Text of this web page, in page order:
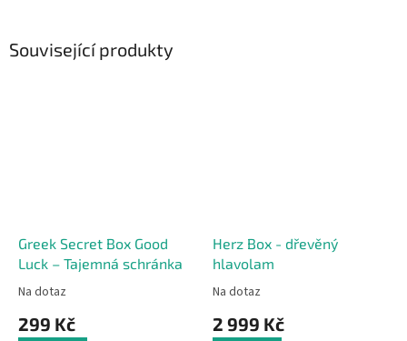
Související produkty
Greek Secret Box Good
Luck – Tajemná schránka
Na dotaz
299 Kč
Herz Box - dřevěný
hlavolam
Na dotaz
2 999 Kč